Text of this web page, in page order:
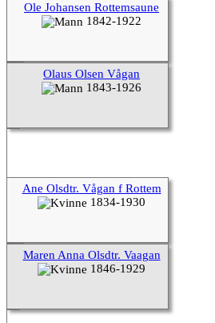
Ole Johansen Rottemsaune
1842-1922
Olaus Olsen Vågan
1843-1926
Ane Olsdtr. Vågan f Rottem
1834-1930
Maren Anna Olsdtr. Vaagan
1846-1929